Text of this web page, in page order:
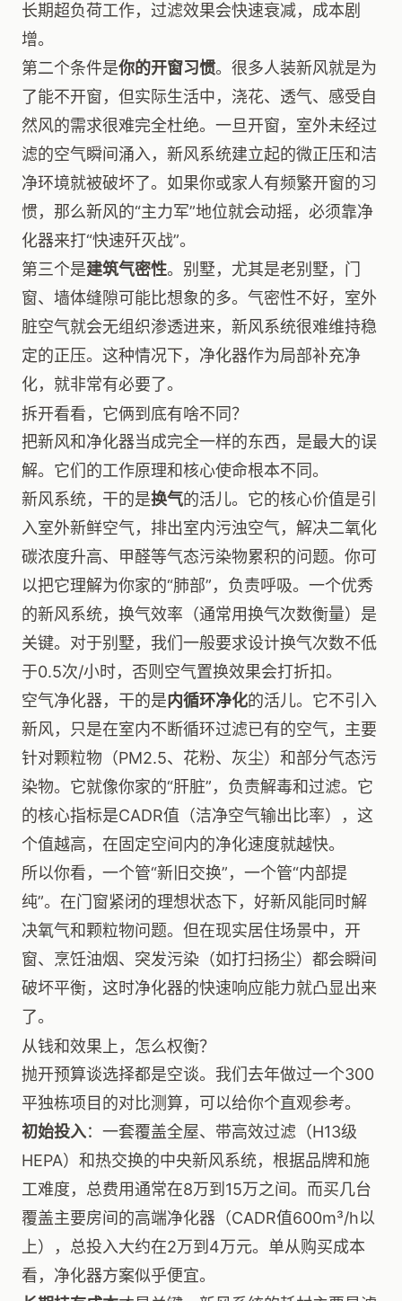
长期超负荷工作，过滤效果会快速衰减，成本剧
增。
第二个条件是你的开窗习惯。很多人装新风就是为
了能不开窗，但实际生活中，浇花、透气、感受自
然风的需求很难完全杜绝。一旦开窗，室外未经过
滤的空气瞬间涌入，新风系统建立起的微正压和洁
净环境就被破坏了。如果你或家人有频繁开窗的习
惯，那么新风的“主力军”地位就会动摇，必须靠净
化器来打“快速歼灭战”。
第三个是建筑气密性。别墅，尤其是老别墅，门
窗、墙体缝隙可能比想象的多。气密性不好，室外
脏空气就会无组织渗透进来，新风系统很难维持稳
定的正压。这种情况下，净化器作为局部补充净
化，就非常有必要了。
拆开看看，它俩到底有啥不同？
把新风和净化器当成完全一样的东西，是最大的误
解。它们的工作原理和核心使命根本不同。
新风系统，干的是换气的活儿。它的核心价值是引
入室外新鲜空气，排出室内污浊空气，解决二氧化
碳浓度升高、甲醛等气态污染物累积的问题。你可
以把它理解为你家的“肺部”，负责呼吸。一个优秀
的新风系统，换气效率（通常用换气次数衡量）是
关键。对于别墅，我们一般要求设计换气次数不低
于0.5次/小时，否则空气置换效果会打折扣。
空气净化器，干的是内循环净化的活儿。它不引入
新风，只是在室内不断循环过滤已有的空气，主要
针对颗粒物（PM2.5、花粉、灰尘）和部分气态污
染物。它就像你家的“肝脏”，负责解毒和过滤。它
的核心指标是CADR值（洁净空气输出比率），这
个值越高，在固定空间内的净化速度就越快。
所以你看，一个管“新旧交换”，一个管“内部提
纯”。在门窗紧闭的理想状态下，好新风能同时解
决氧气和颗粒物问题。但在现实居住场景中，开
窗、烹饪油烟、突发污染（如打扫扬尘）都会瞬间
破坏平衡，这时净化器的快速响应能力就凸显出来
了。
从钱和效果上，怎么权衡？
抛开预算谈选择都是空谈。我们去年做过一个300
平独栋项目的对比测算，可以给你个直观参考。
初始投入：一套覆盖全屋、带高效过滤（H13级
HEPA）和热交换的中央新风系统，根据品牌和施
工难度，总费用通常在8万到15万之间。而买几台
覆盖主要房间的高端净化器（CADR值600m³/h以
上），总投入大约在2万到4万元。单从购买成本
看，净化器方案似乎便宜。